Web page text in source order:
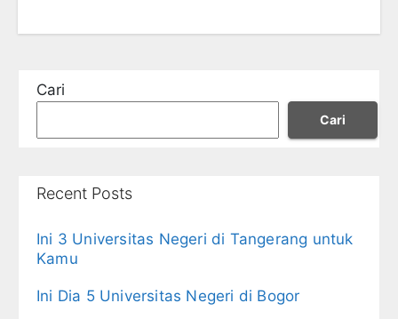
Cari
Cari
Recent Posts
Ini 3 Universitas Negeri di Tangerang untuk
Kamu
Ini Dia 5 Universitas Negeri di Bogor